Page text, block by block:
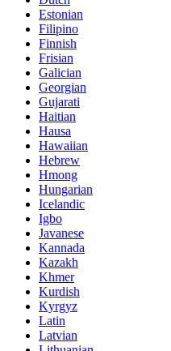
Estonian
Filipino
Finnish
Frisian
Galician
Georgian
Gujarati
Haitian
Hausa
Hawaiian
Hebrew
Hmong
Hungarian
Icelandic
Igbo
Javanese
Kannada
Kazakh
Khmer
Kurdish
Kyrgyz
Latin
Latvian